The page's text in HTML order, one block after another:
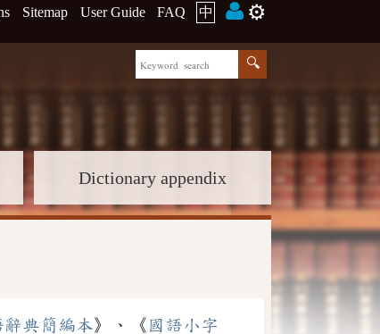
Sitemap User Guide FAQ 中 ⚙️
Dictionary appendix
辭典簡編本》、《 國語小字